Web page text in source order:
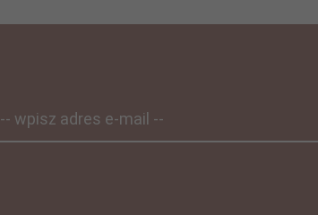
-- wpisz adres e-mail --